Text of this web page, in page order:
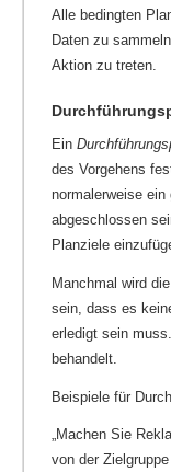
Alle bedingten
Daten zu
Aktion zu treten.
Ein
des Vorgehens
normalerweise ein
abgeschlossen
Planziele
Manchmal wird
sein, dass es
erledigt sein
behandelt.
Beispiele für
„Machen Sie
von der